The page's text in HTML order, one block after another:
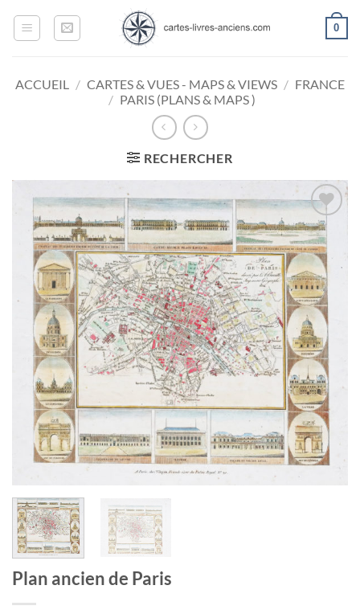
0
ACCUEIL / CARTES & VUES - MAPS & VIEWS / FRANCE
/ PARIS (PLANS & MAPS )
RECHERCHER
Ajouter
à la
wishlist
Plan ancien de Paris